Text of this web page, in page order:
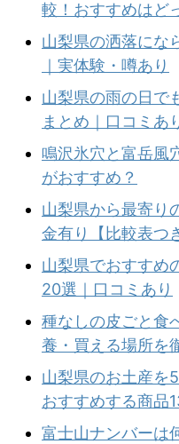
較！おすすめはど
山梨県の洒落にな
｜実体験・噂あり
山梨県の雨の日で
まとめ｜口コミあ
鳴沢氷穴と富岳風
がおすすめ？
山梨県から最寄り
金有り【比較表つ
山梨県でおすすめ
20選｜口コミあり
種なしの皮ごと食
養・買える場所を
山梨県のお土産を
おすすめする商品
富士山ナンバーは